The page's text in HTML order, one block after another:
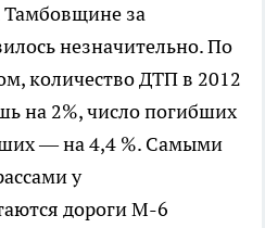
Тамбовщине за
незначительно. По
количество ДТП в 2012
на 2%, число погибших
— на 4,4 %. Самыми
у
дороги М-6